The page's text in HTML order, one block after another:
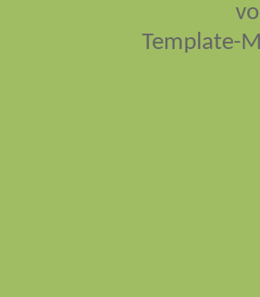
Template-